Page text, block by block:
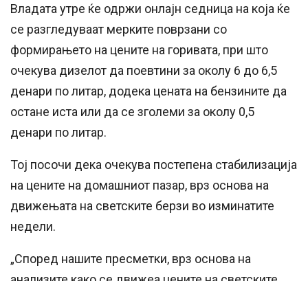
Владата утре ќе одржи онлајн седница на која ќе
се разгледуваат мерките поврзани со
формирањето на цените на горивата, при што
очекува дизелот да поевтини за околу 6 до 6,5
денари по литар, додека цената на бензините да
остане иста или да се зголеми за околу 0,5
денари по литар.
Тој посочи дека очекува постепена стабилизација
на цените на домашниот пазар, врз основа на
движењата на светските берзи во изминатите
недели.
„Според нашите пресметки, врз основа на